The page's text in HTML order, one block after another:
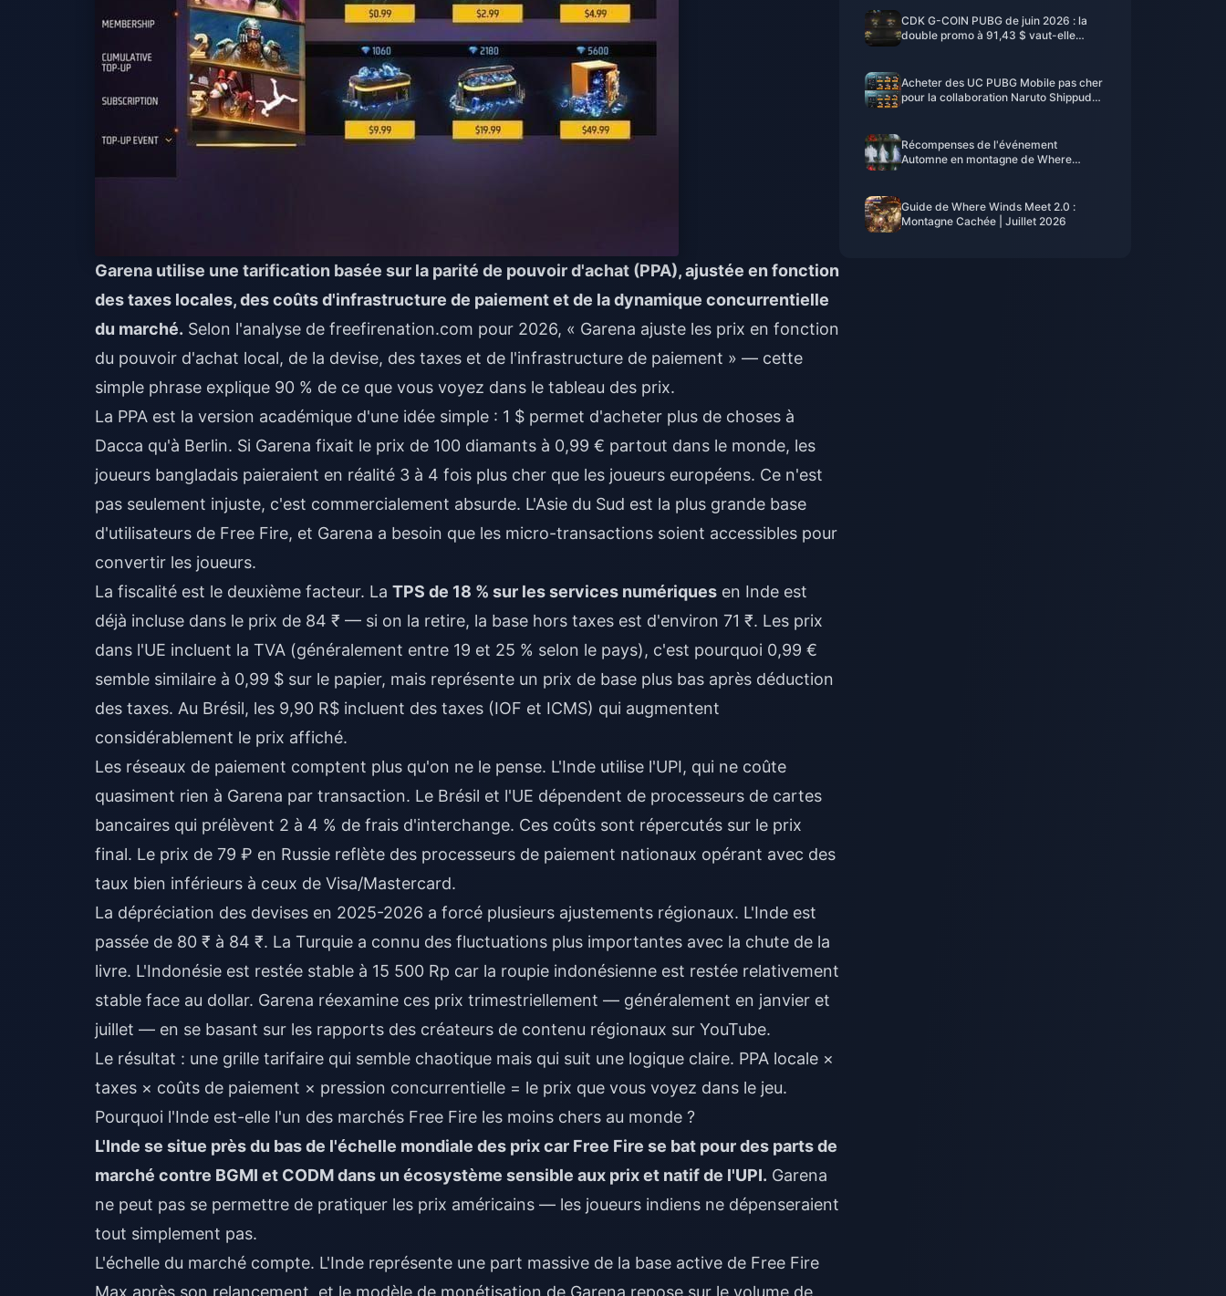
Garena utilise une tarification basée sur la parité de pouvoir d'achat (PPA), ajustée en fonction
des taxes locales, des coûts d'infrastructure de paiement et de la dynamique concurrentielle
du marché. Selon l'analyse de freefirenation.com pour 2026, « Garena ajuste les prix en fonction
du pouvoir d'achat local, de la devise, des taxes et de l'infrastructure de paiement » — cette
simple phrase explique 90 % de ce que vous voyez dans le tableau des prix.
La PPA est la version académique d'une idée simple : 1 $ permet d'acheter plus de choses à
Dacca qu'à Berlin. Si Garena fixait le prix de 100 diamants à 0,99 € partout dans le monde, les
joueurs bangladais paieraient en réalité 3 à 4 fois plus cher que les joueurs européens. Ce n'est
pas seulement injuste, c'est commercialement absurde. L'Asie du Sud est la plus grande base
d'utilisateurs de Free Fire, et Garena a besoin que les micro-transactions soient accessibles pour
convertir les joueurs.
La fiscalité est le deuxième facteur. La TPS de 18 % sur les services numériques en Inde est
déjà incluse dans le prix de 84 ₹ — si on la retire, la base hors taxes est d'environ 71 ₹. Les prix
dans l'UE incluent la TVA (généralement entre 19 et 25 % selon le pays), c'est pourquoi 0,99 €
semble similaire à 0,99 $ sur le papier, mais représente un prix de base plus bas après déduction
des taxes. Au Brésil, les 9,90 R$ incluent des taxes (IOF et ICMS) qui augmentent
considérablement le prix affiché.
Les réseaux de paiement comptent plus qu'on ne le pense. L'Inde utilise l'UPI, qui ne coûte
quasiment rien à Garena par transaction. Le Brésil et l'UE dépendent de processeurs de cartes
bancaires qui prélèvent 2 à 4 % de frais d'interchange. Ces coûts sont répercutés sur le prix
final. Le prix de 79 ₽ en Russie reflète des processeurs de paiement nationaux opérant avec des
taux bien inférieurs à ceux de Visa/Mastercard.
La dépréciation des devises en 2025-2026 a forcé plusieurs ajustements régionaux. L'Inde est
passée de 80 ₹ à 84 ₹. La Turquie a connu des fluctuations plus importantes avec la chute de la
livre. L'Indonésie est restée stable à 15 500 Rp car la roupie indonésienne est restée relativement
stable face au dollar. Garena réexamine ces prix trimestriellement — généralement en janvier et
juillet — en se basant sur les rapports des créateurs de contenu régionaux sur YouTube.
Le résultat : une grille tarifaire qui semble chaotique mais qui suit une logique claire. PPA locale ×
taxes × coûts de paiement × pression concurrentielle = le prix que vous voyez dans le jeu.
Pourquoi l'Inde est-elle l'un des marchés Free Fire les moins chers au monde ?
L'Inde se situe près du bas de l'échelle mondiale des prix car Free Fire se bat pour des parts de
marché contre BGMI et CODM dans un écosystème sensible aux prix et natif de l'UPI. Garena
ne peut pas se permettre de pratiquer les prix américains — les joueurs indiens ne dépenseraient
tout simplement pas.
L'échelle du marché compte. L'Inde représente une part massive de la base active de Free Fire
Max après son relancement, et le modèle de monétisation de Garena repose sur le volume de
CDK G-COIN PUBG de juin 2026 : la
double promo à 91,43 $ vaut-elle
Acheter des UC PUBG Mobile pas cher
pour la collaboration Naruto Shippuden
Récompenses de l'événement
Automne en montagne de Where
Guide de Where Winds Meet 2.0 :
Montagne Cachée | Juillet 2026